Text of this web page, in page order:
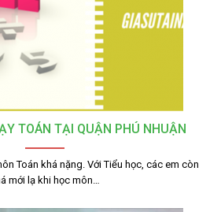
TOÁN TẠI QUẬN PHÚ NHUẬN
Toán khá nặng. Với Tiểu học, các em còn
mới lạ khi học môn…